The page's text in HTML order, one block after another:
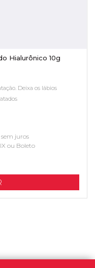
Hialurônico 10g
Deixa os lábios
sem juros
ou Boleto